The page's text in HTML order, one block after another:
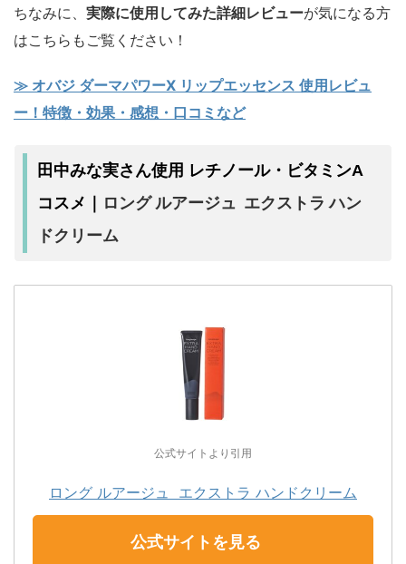
ちなみに、 実際に使用してみた詳細レビューが気になる方
はこちらもご覧ください！
≫ オバジ ダーマパワーX リップエッセンス 使用レビュ
ー！特徴・効果・感想・口コミなど
田中みな実さん使用 レチノール・ビタミンA
コスメ｜
ロング ルアージュ エクストラ ハン
ドクリーム
公式サイトより引用
ロング ルアージュ エクストラ ハンドクリーム
公式サイトを見る